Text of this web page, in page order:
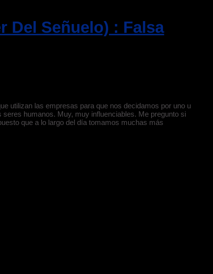
Del Señuelo) : Falsa
utilizan las empresas para que nos decidamos por uno u
humanos. Muy, muy influenciables. Me pregunto si
que a lo largo del día tomamos muchas más